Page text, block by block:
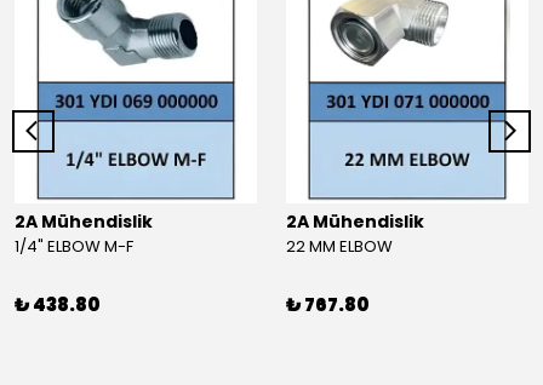
2A Mühendislik
1/4" ELBOW M-F
₺ 438.80
2A Mühendislik
22 MM ELBOW
₺ 767.80